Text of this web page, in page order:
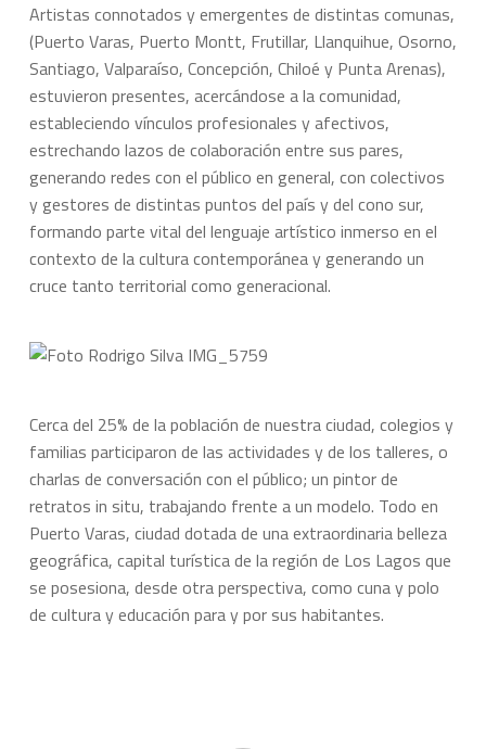
Artistas connotados y emergentes de distintas comunas,
(Puerto Varas, Puerto Montt, Frutillar, Llanquihue, Osorno,
Santiago, Valparaíso, Concepción, Chiloé y Punta Arenas),
estuvieron presentes, acercándose a la comunidad,
estableciendo vínculos profesionales y afectivos,
estrechando lazos de colaboración entre sus pares,
generando redes con el público en general, con colectivos
y gestores de distintas puntos del país y del cono sur,
formando parte vital del lenguaje artístico inmerso en el
contexto de la cultura contemporánea y generando un
cruce tanto territorial como generacional.
Cerca del 25% de la población de nuestra ciudad, colegios y
familias participaron de las actividades y de los talleres, o
charlas de conversación con el público; un pintor de
retratos in situ, trabajando frente a un modelo. Todo en
Puerto Varas, ciudad dotada de una extraordinaria belleza
geográfica, capital turística de la región de Los Lagos que
se posesiona, desde otra perspectiva, como cuna y polo
de cultura y educación para y por sus habitantes.